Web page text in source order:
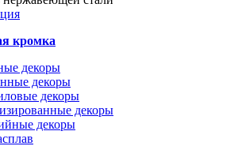
кромка
декоры
декоры
декоры
декоры
декоры